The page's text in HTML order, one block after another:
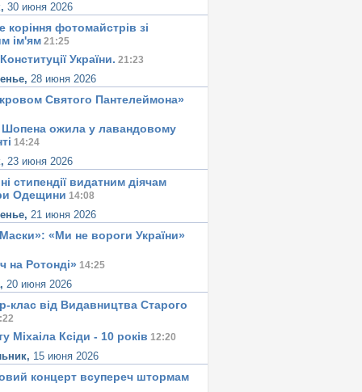
30 июня 2026
корiння фотомайстрiв зі
iм'ям 21:25
України. 21:23
28 июня 2026
Святого Пантелеймона»
Шопена ожила у лавандовому
14:24
23 июня 2026
стипендії видатним діячам
Одещини 14:08
21 июня 2026
«Ми не вороги України»
на Ротонді» 14:25
20 июня 2026
клас від Видавництва Старого
Міхаіла Ксіди - 10 років 12:20
15 июня 2026
концерт всупереч штормам